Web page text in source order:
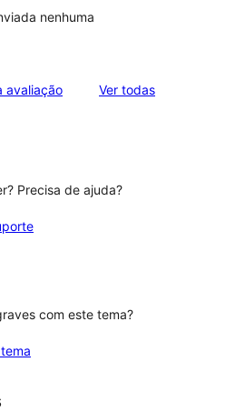
nenhuma
avaliação Ver todasavaliações
Precisa de ajuda?
com este tema?